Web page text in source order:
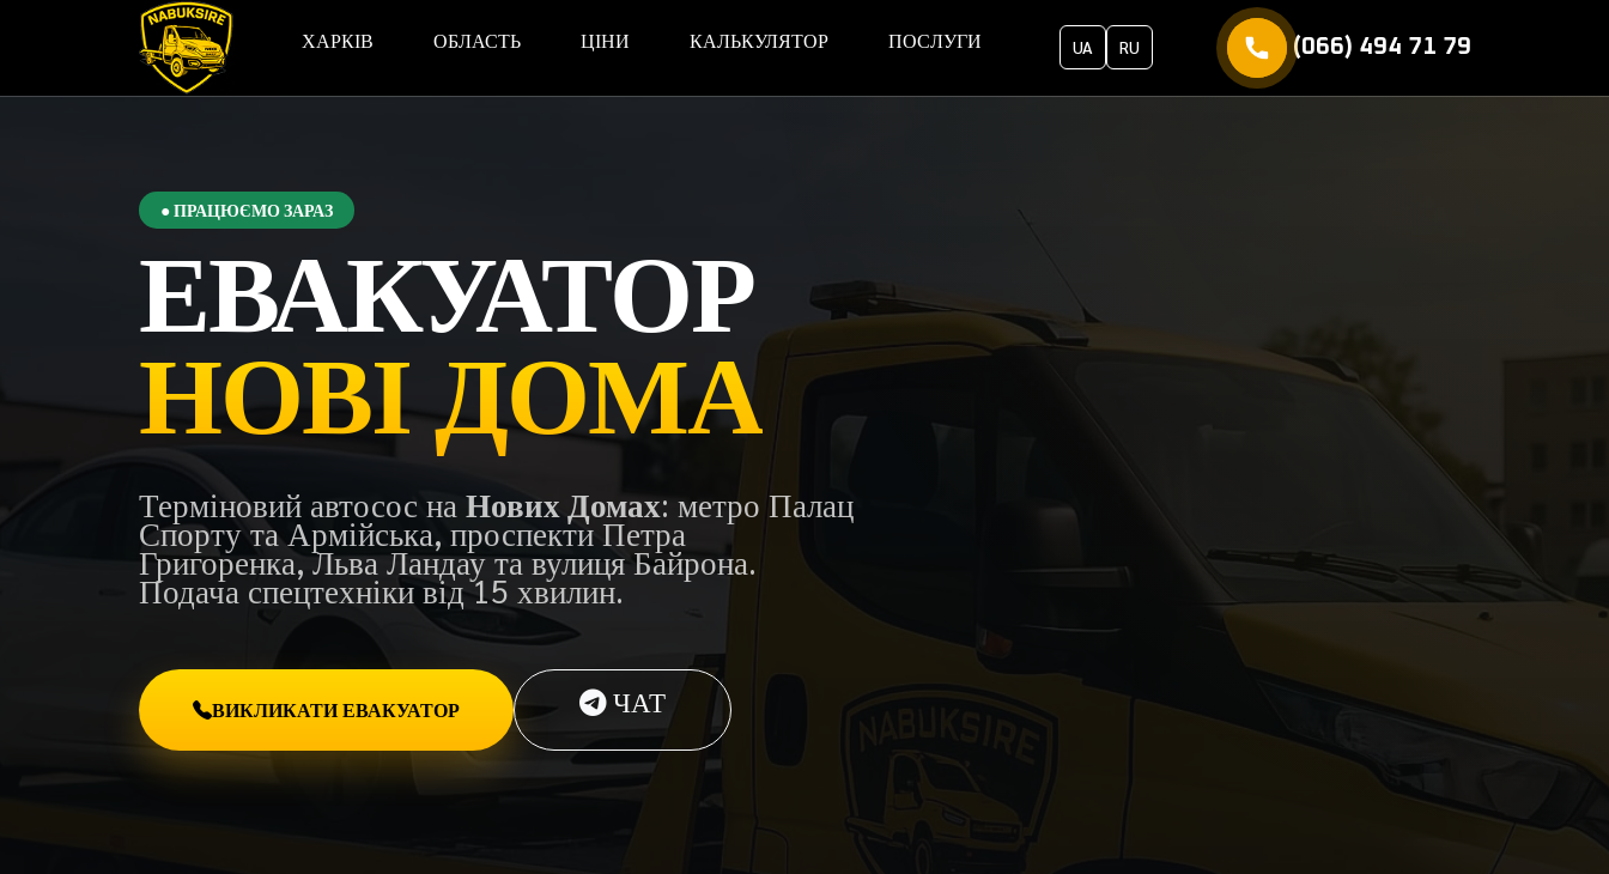
ХАРКІВ ОБЛАСТЬ ЦІНИ КАЛЬКУЛЯТОР ПОСЛУГИ UA RU (066) 494 71 79
● ПРАЦЮЄМО ЗАРАЗ
ЕВАКУАТОР
НОВІ ДОМА
Терміновий автосос на Нових Домах: метро Палац
Спорту та Армійська, проспекти Петра
Григоренка, Льва Ландау та вулиця Байрона.
Подача спецтехніки від 15 хвилин.
ВИКЛИКАТИ ЕВАКУАТОР ЧАТ